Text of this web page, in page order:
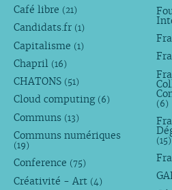
Café libre (21)
Candidats.fr (1)
Capitalisme (1)
Chapril (16)
CHATONS (51)
Cloud computing (6)
Communs (13)
Communs numériques
(19)
Conference (75)
Créativité - Art (4)
(6)
(15)